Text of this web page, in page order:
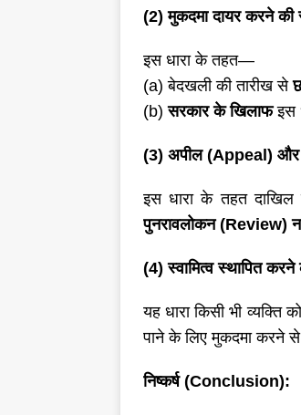
(2) मुकदमा दायर करने
इस धारा के तहत—
(a) बेदखली की तारीख से
(b)सरकार के खिलाफइस
(3) अपील (Appeal) और
इस धारा के तहत दाखिल
पुनरावलोकन (Review)
(4) स्वामित्व स्थापित करने
यह धारा किसी भी व्यक्ति
पाने के लिए मुकदमा करने
निष्कर्ष (Conclusion):